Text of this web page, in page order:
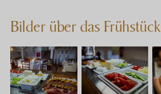
Bilder über das Frühstück